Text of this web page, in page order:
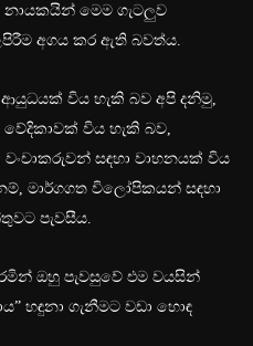
මෙම ගැටලුව
අගය කර ඇති බවත්ය.
විය හැකි බව අපි දනිමු,
විය හැකි බව,
වංචාකරුවන් සඳහා වාහනයක් විය
මාර්ගගත විලෝපිකයන් සඳහා
පැවසීය.
ඔහු පැවසුවේ එම වයසින්
හඳුනා ගැනීමට වඩා හොඳ